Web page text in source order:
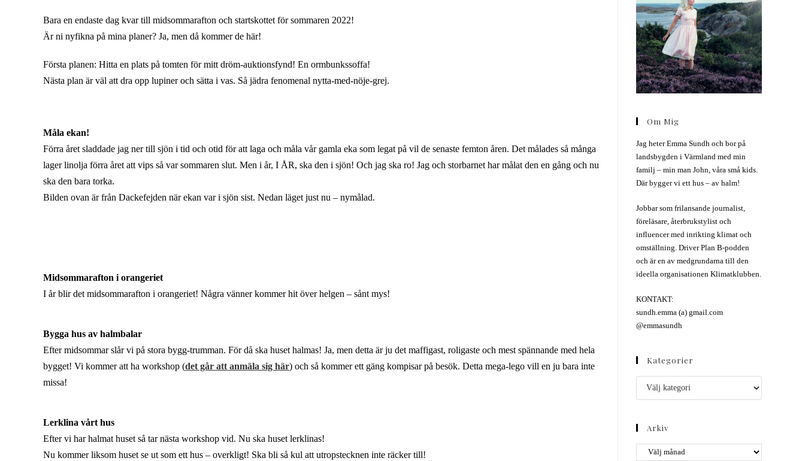
Bara en endaste dag kvar till midsommarafton och startskottet för sommaren 2022!
Är ni nyfikna på mina planer? Ja, men då kommer de här!
Första planen: Hitta en plats på tomten för mitt dröm-auktionsfynd! En ormbunkssoffa!
Nästa plan är väl att dra opp lupiner och sätta i vas. Så jädra fenomenal nytta-med-nöje-grej.
Måla ekan!
Förra året sladdade jag ner till sjön i tid och otid för att laga och måla vår gamla eka som legat på vil de senaste femton åren. Det målades så många
lager linolja förra året att vips så var sommaren slut. Men i år, I ÅR, ska den i sjön! Och jag ska ro! Jag och storbarnet har målat den en gång och nu
ska den bara torka.
Bilden ovan är från Dackefejden när ekan var i sjön sist. Nedan läget just nu – nymålad.
Midsommarafton i orangeriet
I år blir det midsommarafton i orangeriet! Några vänner kommer hit över helgen – sånt mys!
Bygga hus av halmbalar
Efter midsommar slår vi på stora bygg-trumman. För då ska huset halmas! Ja, men detta är ju det maffigast, roligaste och mest spännande med hela
bygget! Vi kommer att ha workshop (det går att anmäla sig här) och så kommer ett gäng kompisar på besök. Detta mega-lego vill en ju bara inte
missa!
Lerklina vårt hus
Efter vi har halmat huset så tar nästa workshop vid. Nu ska huset lerklinas!
Nu kommer liksom huset se ut som ett hus – overkligt! Ska bli så kul att utropstecknen inte räcker till!
Om Mig
Jag heter Emma Sundh och bor på
landsbygden i Värmland med min
familj – min man John, våra små kids.
Där bygger vi ett hus – av halm!
Jobbar som frilansande journalist,
föreläsare, återbrukstylist och
influencer med inrikting klimat och
omställning. Driver Plan B-podden
och är en av medgrundarna till den
ideella organisationen Klimatklubben.
KONTAKT:
sundh.emma (a) gmail.com
@emmasundh
Kategorier
Arkiv